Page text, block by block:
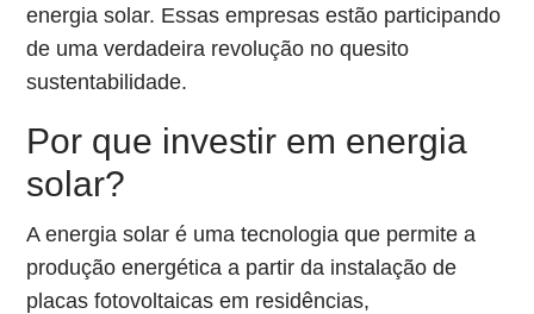
energia solar. Essas empresas estão participando
de uma verdadeira revolução no quesito
sustentabilidade.
Por que investir em energia
solar?
A energia solar é uma tecnologia que permite a
produção energética a partir da instalação de
placas fotovoltaicas em residências,